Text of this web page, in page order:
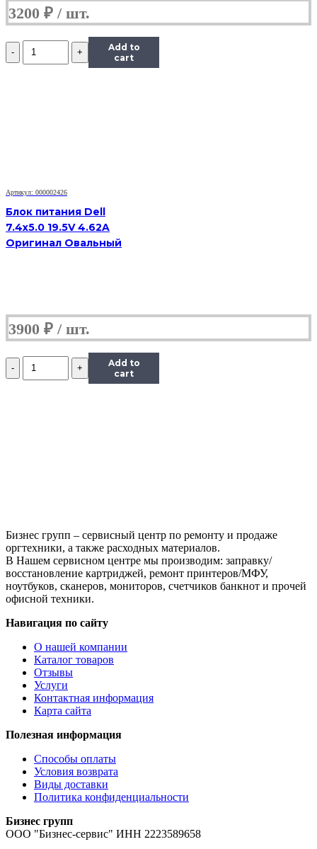
3200 ₽
Количество
Блок
Add to
cart
Артикул: 000002426
Блок питания Dell
7.4x5.0 19.5V 4.62A
Оригинал Овальный
3900 ₽
Количество
Блок
Add to
cart
Бизнес групп – сервисный центр по ремонту и продаже
оргтехники, а также расходных материалов.
В Нашем сервисном центре мы производим: заправку/
восстановление картриджей, ремонт принтеров/МФУ,
ноутбуков, сканеров, мониторов, счетчиков банкнот и прочей
офисной техники.
Навигация по сайту
О нашей компании
Каталог товаров
Отзывы
Услуги
Контактная информация
Карта сайта
Полезная информация
Способы оплаты
Условия возврата
Виды доставки
Политика конфиденциальности
Бизнес групп
ООО "Бизнес-сервис" ИНН 2223589658